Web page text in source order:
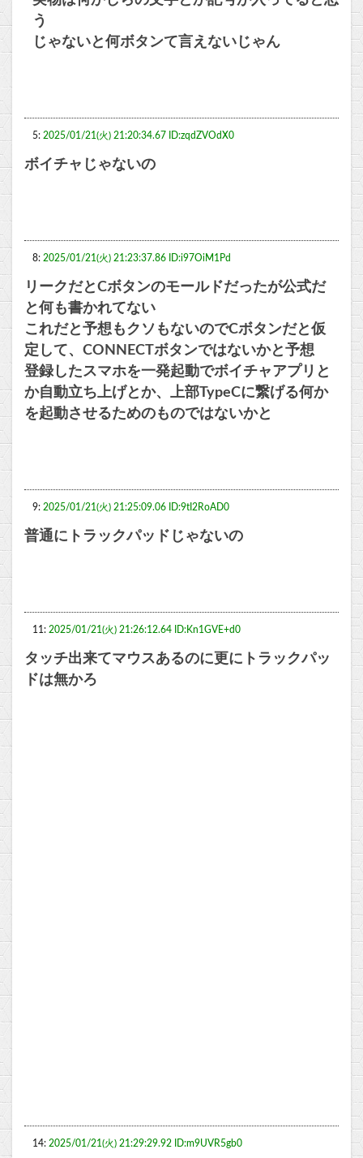
う
じゃないと何ボタンて言えないじゃん
5: 2025/01/21(火) 21:20:34.67 ID:zqdZVOdX0
ボイチャじゃないの
8: 2025/01/21(火) 21:23:37.86 ID:i97OiM1Pd
リークだとCボタンのモールドだったが公式だ
と何も書かれてない
これだと予想もクソもないのでCボタンだと仮
定して、CONNECTボタンではないかと予想
登録したスマホを一発起動でボイチャアプリと
か自動立ち上げとか、上部TypeCに繋げる何か
を起動させるためのものではないかと
9: 2025/01/21(火) 21:25:09.06 ID:9tI2RoAD0
普通にトラックパッドじゃないの
11: 2025/01/21(火) 21:26:12.64 ID:Kn1GVE+d0
タッチ出来てマウスあるのに更にトラックパッ
ドは無かろ
14: 2025/01/21(火) 21:29:29.92 ID:m9UVR5gb0